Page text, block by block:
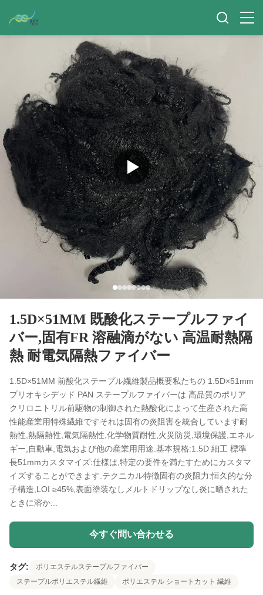
1.5D×51MM 既酸化ステープルファイ
バー,固有FR 溶融滴がない 高温耐熱隔
熱 耐電気隔熱ファイバー
1.5D×51MM 前酸化ステープル繊維製品概要私たちの 1.5D×51mm
プリオキシデッド PAN ステープルファイバーは 高品質のポリア
クリロニトリル前駆物の制御された熱酸化によって生産された高
性能産業用特殊繊維ですそれは固有の炎阻害を統合しています耐
熱性,熱隔熱性,電気隔熱性,化学物質耐性,火災防災,環境保護,エネル
ギー,自動車,電気および他の産業用用途.基本規格:1.5D 細工 標準
長51mmカスタマイズ:仕様は,特定の要件を満たすためにカスタマ
イズすることができます.テクニカル特徴固有の炎阻力:恒久的な分
子構造,LOI ≥45%,表面塗装なしメルトドリップなし炎に晒された
ときに溶か...
今すぐ問い合わせる
タグ:
ポリエステルステープルファイバー
ステープルポリエステル繊維
ポリエステル ショートカット 繊維